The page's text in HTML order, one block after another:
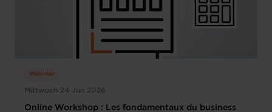
Mittwoch 24 Jun 2026
Webinar
Online Workshop : Les fondamentaux du business